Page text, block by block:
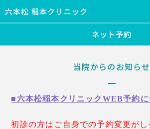
六本松 稲本クリニック
ネット予約
当院からのお知らせ
■六本松稲本クリニックWEB予約に
初診の方はご自身での予約変更が